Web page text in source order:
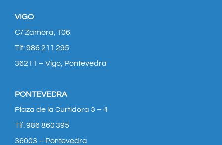
VIGO
C/ Zamora, 106
Tlf: 986 211 295
36211 – Vigo, Pontevedra
PONTEVEDRA
Plaza de la Curtidora 3 – 4
Tlf: 986 860 395
36003 – Pontevedra